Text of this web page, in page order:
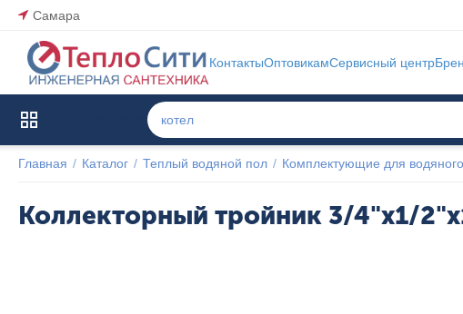
Самара
КонтактыОптовикамСервисный центр
Главная / Каталог / Теплый водяной пол / Комплектующие для
Коллекторный тройник 3/4"х1/